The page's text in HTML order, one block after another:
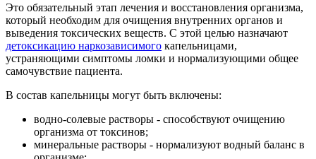
Это обязательный этап лечения и восстановления организма,
который необходим для очищения внутренних органов и
выведения токсических веществ. С этой целью назначают
детоксикацию наркозависимого капельницами,
устраняющими симптомы ломки и нормализующими общее
самочувствие пациента.
В состав капельницы могут быть включены:
водно-солевые растворы - способствуют очищению
организма от токсинов;
минеральные растворы - нормализуют водный баланс в